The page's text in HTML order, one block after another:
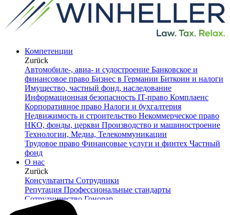
Компетенции
Zurück
Автомобиле-, авиа- и судостроение Банковское и
финансовое право Бизнес в Германии Биткоин и налоги
Имущество, частный фонд, наследование
Информационная безопасность IT-право Комплаенс
Корпоративное право Налоги и бухгалтерия
Недвижимость и строительство Некоммерческое право
НКО, фонды, церкви Производство и машиностроение
Технологии, Медиа, Телекоммуникации
Трудовое право Финансовые услуги и финтех Частный
фонд
О нас
Zurück
Консультанты Сотрудники
Репутация Профессиональные стандарты
Сотрудничество Гонорар
Услуги Pro Bono